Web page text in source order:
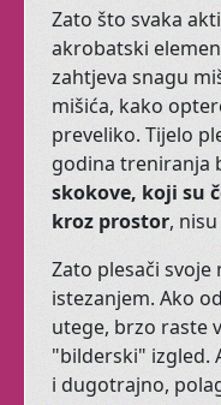
Zato što svaka
akrobatski
zahtjeva snagu
mišića, kako
preveliko. Tijelo
godina treniranja
skokove, koji su
kroz prostor,
Zato plesači
istezanjem. Ako
utege, brzo raste
"bilderski" izgled.
i dugotrajno,